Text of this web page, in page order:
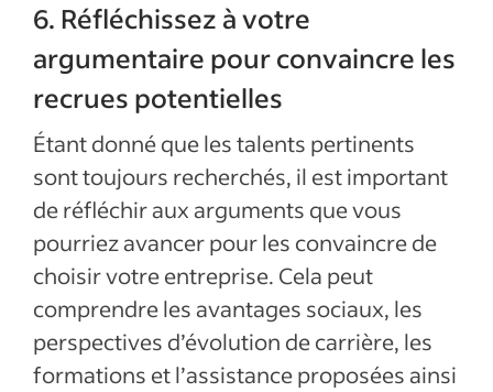
6. Réfléchissez à votre
argumentaire pour convaincre les
recrues potentielles
Étant donné que les talents pertinents
sont toujours recherchés, il est important
de réfléchir aux arguments que vous
pourriez avancer pour les convaincre de
choisir votre entreprise. Cela peut
comprendre les avantages sociaux, les
perspectives d’évolution de carrière, les
formations et l’assistance proposées ainsi